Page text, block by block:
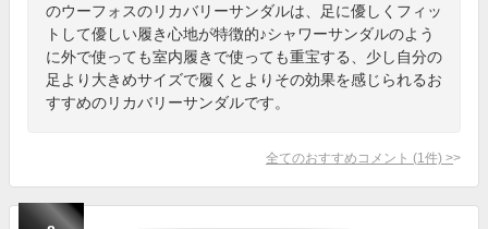
のウーフォスのリカバリーサンダルは、足に優しくフィッ
トして優しい履き心地が特徴的♪シャワーサンダルのよう
に外で使っても室内履きで使っても重宝する、少し自分の
足より大きめサイズで履くとよりその効果を感じられるお
すすめのリカバリーサンダルです。
全てのおすすめコメント (1 件) >